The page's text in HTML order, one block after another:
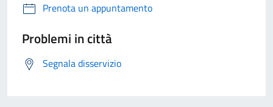
Prenota un appuntamento
Problemi in città
Segnala disservizio